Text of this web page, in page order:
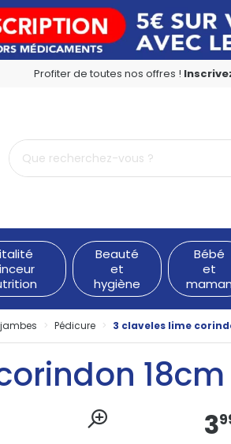
Profiter de toutes nos offres !
en ligne à votre service
Beauté
et
hygiène
Bébé
et
maman
Pédicure 3 claveles lime
18cm
3